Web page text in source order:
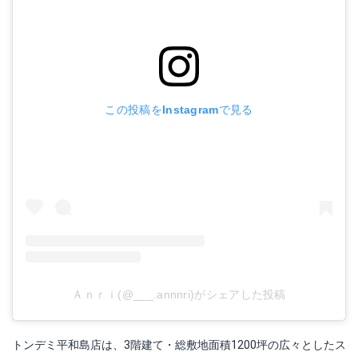
この投稿をInstagramで見る
Ａｎｒｉ(@___.annnri)がシェアした投稿
トンデミ平和島店は、3階建て・総敷地面積1200坪の広々としたス